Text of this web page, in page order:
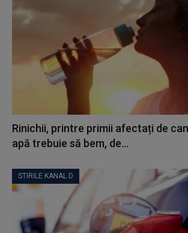
Rinichii, printre primii afectați de
apă trebuie să bem, de...
STIRILE KANAL D